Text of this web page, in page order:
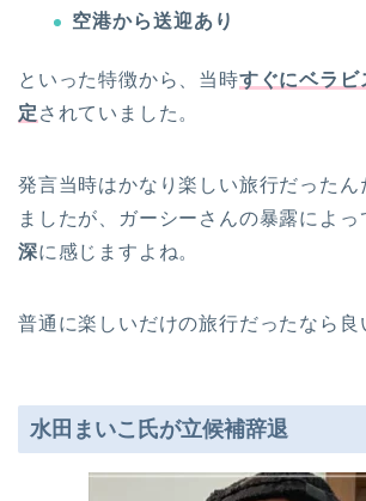
空港から送迎あり
といった特徴から、当時すぐにベラビ
定 されていました。
発言当時はかなり楽しい旅行だったん
ましたが、ガーシーさんの暴露によっ
深に感じますよね。
普通に楽しいだけの旅行だったなら良
水田まいこ氏が立候補辞退